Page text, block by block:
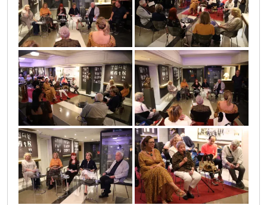
0o3a3720 0o3a3695
0o3a3699 0o3a3714
0o3a3663 0o3a3818